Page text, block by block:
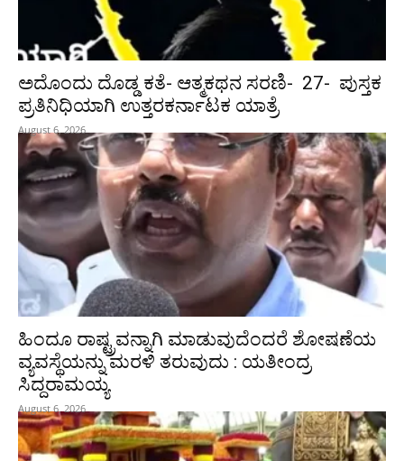
ಅದೊಂದು ದೊಡ್ಡ ಕತೆ- ಆತ್ಮಕಥನ ಸರಣಿ- 27- ಪುಸ್ತಕ
ಪ್ರತಿನಿಧಿಯಾಗಿ ಉತ್ತರಕರ್ನಾಟಕ ಯಾತ್ರೆ
August 6, 2026
ಹಿಂದೂ ರಾಷ್ಟ್ರವನ್ನಾಗಿ ಮಾಡುವುದೆಂದರೆ ಶೋಷಣೆಯ
ವ್ಯವಸ್ಥೆಯನ್ನು ಮರಳಿ ತರುವುದು : ಯತೀಂದ್ರ
ಸಿದ್ದರಾಮಯ್ಯ
August 6, 2026